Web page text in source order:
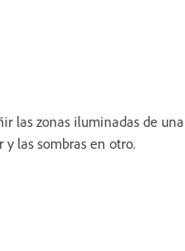
las zonas iluminadas de una
las sombras en otro.